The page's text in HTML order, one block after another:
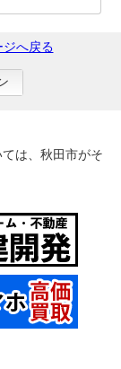
ジへ戻る
は、秋田市がそ